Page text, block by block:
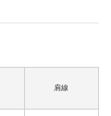
肩線